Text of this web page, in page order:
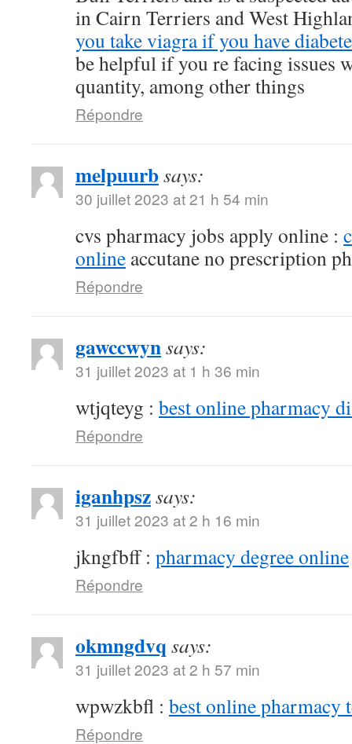
in Cairn Terriers and West
you take viagra if you have
be helpful if you re facing issues
quantity, among other things
Répondre
melpuurbsays:
30 juillet 2023 at 21 h 54 min
cvs pharmacy jobs apply online :
online accutane no prescription
Répondre
gawccwynsays:
31 juillet 2023 at 1 h 36 min
wtjqteyg : best online pharmacy
Répondre
iganhpszsays:
31 juillet 2023 at 2 h 16 min
jkngfbff : pharmacy degree online
Répondre
okmngdvq says:
31 juillet 2023 at 2 h 57 min
wpwzkbfl : best online pharmacy
Répondre